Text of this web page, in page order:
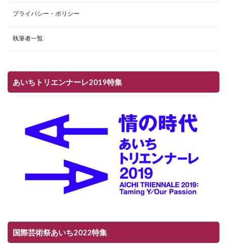
プライバシー・ポリシー
執筆者一覧
あいちトリエンナーレ2019特集
国際芸術祭あいち2022特集